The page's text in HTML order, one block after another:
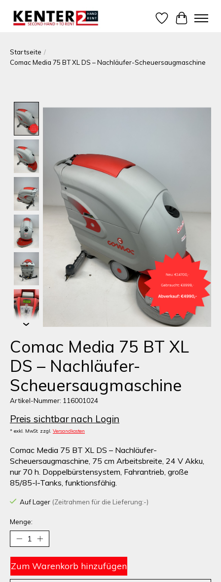
Wunschzettel
Ihr
Startseite /
Comac Media 75 BT XL DS – Nachläufer-Scheuersaugmaschine
Product image slideshow Items
Comac Media 75 BT XL
DS – Nachläufer-
Scheuersaugmaschine
Artikel-Nummer: 116001024
Preis sichtbar nach Login
* exkl. MwSt. zzgl. Versandkosten
Comac Media 75 BT XL DS – Nachläufer-
Scheuersaugmaschine, 75 cm Arbeitsbreite, 24 V Akku,
nur 70 h. Doppelbürstensystem, Fahrantrieb, große
85/85-l-Tanks, funktionsfähig.
Auf Lager (Zeitrahmen für die Lieferung:-)
Menge:
Zum Warenkorb hinzufügen